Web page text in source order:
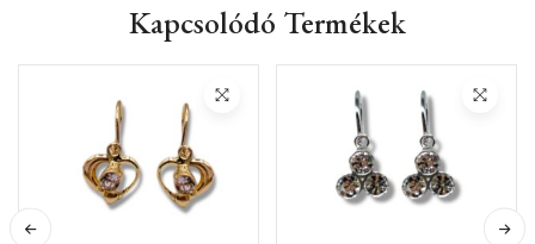
Kapcsolódó Termékek